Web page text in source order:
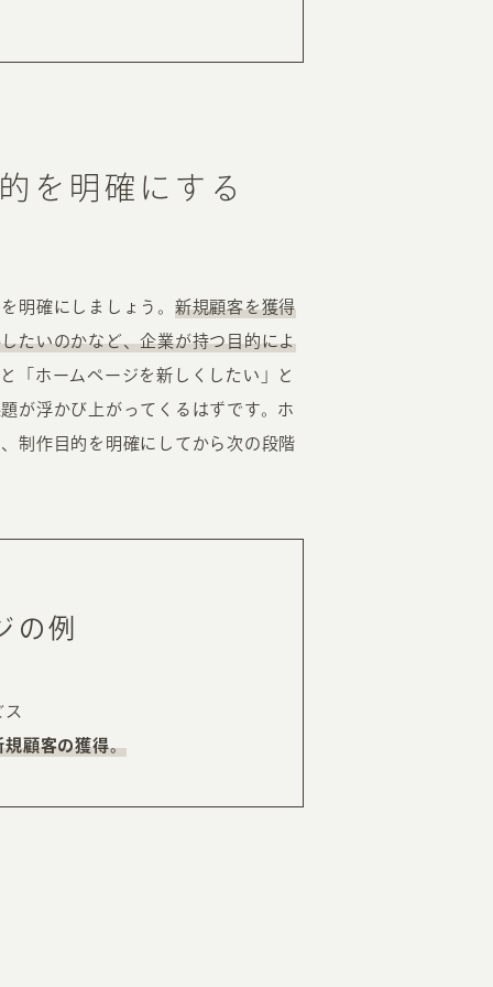
を明確にする
明確にしましょう。 新規顧客を獲得
たいのかなど、企業が持つ目的によ
「ホームページを新しくしたい」と
が浮かび上がってくるはずです。ホ
制作目的を明確にしてから次の段階
の例
ス
規顧客の獲得。